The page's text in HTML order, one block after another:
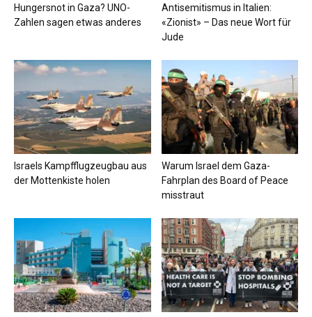
Hungersnot in Gaza? UNO-
Zahlen sagen etwas anderes
Antisemitismus in Italien:
«Zionist» – Das neue Wort für
Jude
Israels Kampfflugzeugbau aus
der Mottenkiste holen
Warum Israel dem Gaza-
Fahrplan des Board of Peace
misstraut